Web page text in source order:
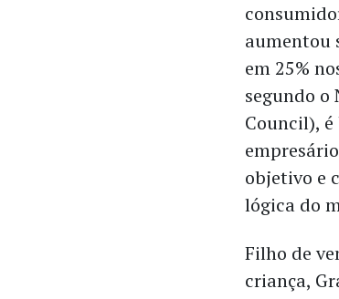
aumentou
em 25%
segundo
Council),
objetivo e
lógica do
Filho de
criança,